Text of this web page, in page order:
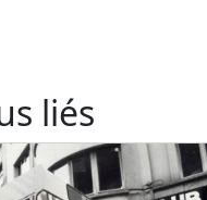
liés